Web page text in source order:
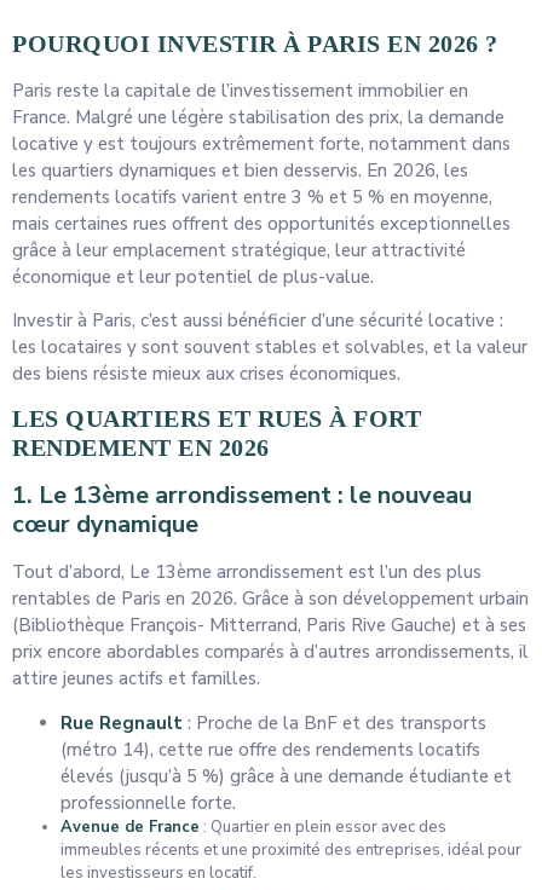
POURQUOI INVESTIR À PARIS EN 2026 ?
Paris reste la capitale de l’investissement immobilier en
France. Malgré une légère stabilisation des prix, la demande
locative y est toujours extrêmement forte, notamment dans
les quartiers dynamiques et bien desservis. En 2026, les
rendements locatifs varient entre 3 % et 5 % en moyenne,
mais certaines rues offrent des opportunités exceptionnelles
grâce à leur emplacement stratégique, leur attractivité
économique et leur potentiel de plus-value.
Investir à Paris, c’est aussi bénéficier d’une sécurité locative :
les locataires y sont souvent stables et solvables, et la valeur
des biens résiste mieux aux crises économiques.
LES QUARTIERS ET RUES À FORT
RENDEMENT EN 2026
1. Le 13ème arrondissement : le nouveau
cœur dynamique
Tout d’abord, Le 13ème arrondissement est l’un des plus
rentables de Paris en 2026. Grâce à son développement urbain
(Bibliothèque François- Mitterrand, Paris Rive Gauche) et à ses
prix encore abordables comparés à d’autres arrondissements, il
attire jeunes actifs et familles.
Rue Regnault : Proche de la BnF et des transports
(métro 14), cette rue offre des rendements locatifs
élevés (jusqu’à 5 %) grâce à une demande étudiante et
professionnelle forte.
Avenue de France : Quartier en plein essor avec des
immeubles récents et une proximité des entreprises, idéal pour
les investisseurs en locatif.